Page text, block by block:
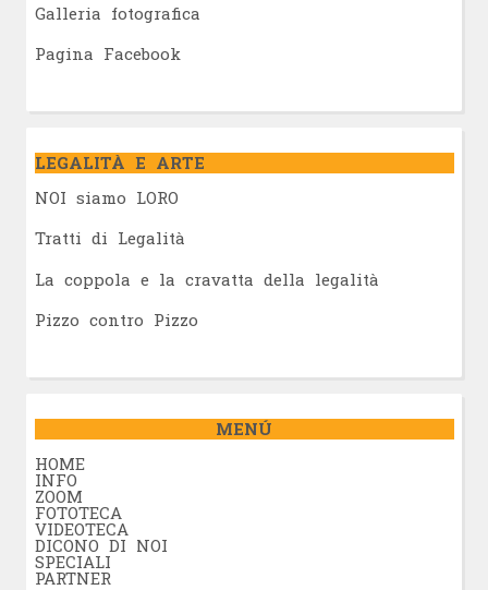
Galleria fotografica
Pagina Facebook
LEGALITÀ E ARTE
NOI siamo LORO
Tratti di Legalità
La coppola e la cravatta della legalità
Pizzo contro Pizzo
MENÚ
HOME
INFO
ZOOM
FOTOTECA
VIDEOTECA
DICONO DI NOI
SPECIALI
PARTNER